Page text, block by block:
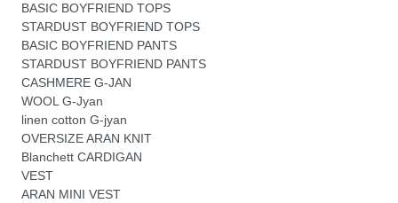
BASIC BOYFRIEND TOPS
STARDUST BOYFRIEND TOPS
BASIC BOYFRIEND PANTS
STARDUST BOYFRIEND PANTS
CASHMERE G-JAN
WOOL G-Jyan
linen cotton G-jyan
OVERSIZE ARAN KNIT
Blanchett CARDIGAN
VEST
ARAN MINI VEST